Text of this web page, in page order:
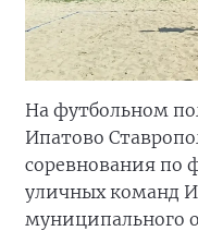
На футбольном
Ипатово
соревнования по
уличных команд
муниципального